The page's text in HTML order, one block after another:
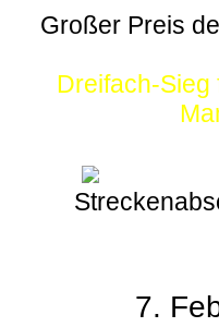
Großer Preis
Dreifach-Sieg
7.